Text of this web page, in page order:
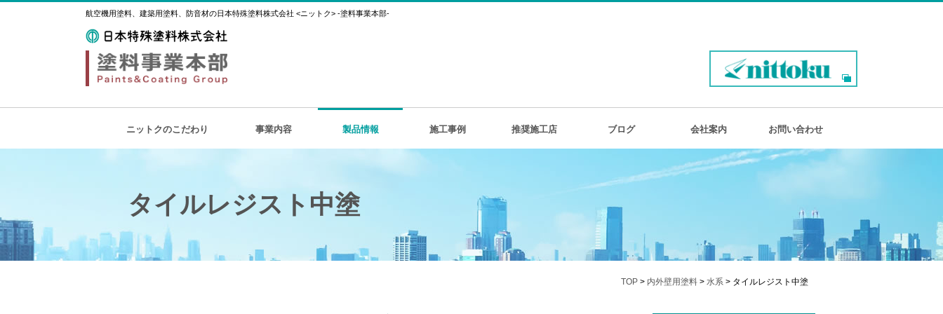
航空機用塗料、建築用塗料、防音材の日本特殊塗料株式会社 <ニットク> -塗料事業本部-
ニットクのこだわり 事業内容 製品情報 施工事例 推奨施工店 ブログ 会社案内 お問い合わせ
タイルレジスト中塗
TOP > 内外壁用塗料 > 水系 > タイルレジスト中塗